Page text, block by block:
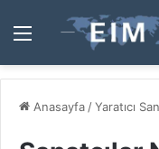
Menü
Anasayfa /Yaratıcı